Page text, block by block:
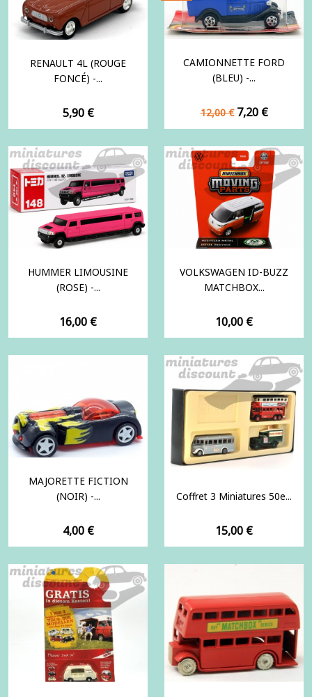
RENAULT 4L (ROUGE
FONCÉ) -...
Prix
5,90 €
CAMIONNETTE FORD
(BLEU) -...
Prix
de
12,00 € Prix
7,20 €
HUMMER LIMOUSINE
(ROSE) -...
Prix
16,00 €
VOLKSWAGEN ID-BUZZ
MATCHBOX...
Prix
10,00 €
MAJORETTE FICTION
(NOIR) -...
Prix
4,00 €
Coffret 3 Miniatures 50e...
Prix
15,00 €